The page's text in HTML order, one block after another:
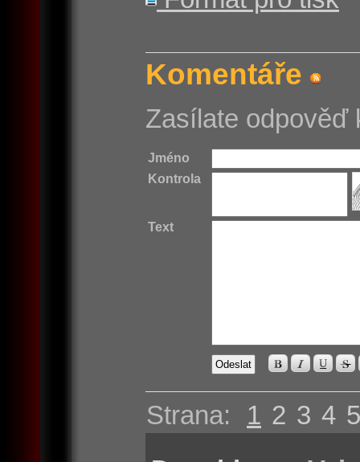
Komentáře
Zasílate odpověď
Jméno
Kontrola
Text
Strana: 1 2 3 4 5